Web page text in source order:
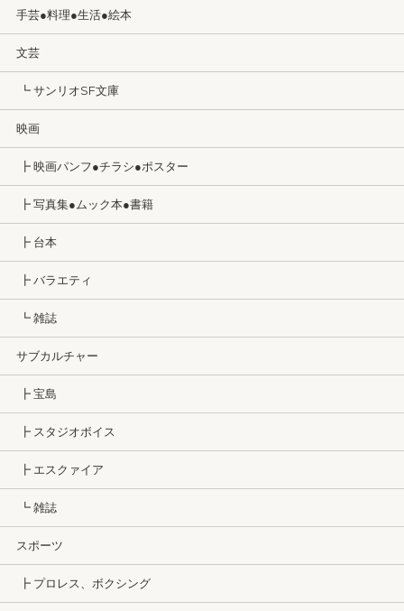
手芸●料理●生活●絵本
文芸
┗ サンリオSF文庫
映画
┣ 映画パンフ●チラシ●ポスター
┣ 写真集●ムック本●書籍
┣ 台本
┣ バラエティ
┗ 雑誌
サブカルチャー
┣ 宝島
┣ スタジオボイス
┣ エスクァイア
┗ 雑誌
スポーツ
┣ プロレス、ボクシング